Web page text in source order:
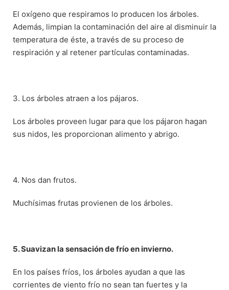
El oxígeno que respiramos lo producen los árboles.
Además, limpian la contaminación del aire al disminuir la
temperatura de éste, a través de su proceso de
respiración y al retener partículas contaminadas.
3. Los árboles atraen a los pájaros.
Los árboles proveen lugar para que los pájaron hagan
sus nidos, les proporcionan alimento y abrigo.
4. Nos dan frutos.
Muchísimas frutas provienen de los árboles.
5. Suavizan la sensación de frío en invierno.
En los países fríos, los árboles ayudan a que las
corrientes de viento frío no sean tan fuertes y la